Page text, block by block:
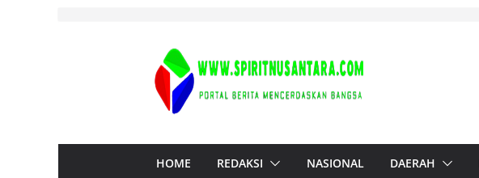
HOME REDAKSI NASIONAL DAERAH